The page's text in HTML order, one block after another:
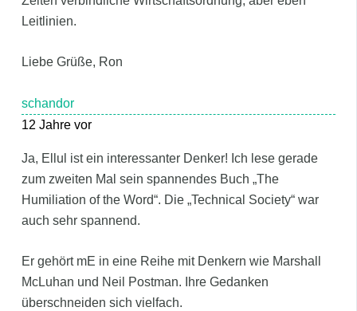
Leitlinien.
Liebe Grüße, Ron
schandor
12 Jahre vor
Ja, Ellul ist ein interessanter Denker! Ich lese gerade
zum zweiten Mal sein spannendes Buch „The
Humiliation of the Word“. Die „Technical Society“ war
auch sehr spannend.
Er gehört mE in eine Reihe mit Denkern wie Marshall
McLuhan und Neil Postman. Ihre Gedanken
überschneiden sich vielfach.